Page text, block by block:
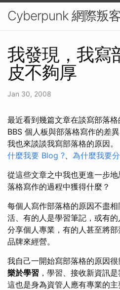
Cyberpunk 網際叛
我發現，我寫
皮不夠厚
Jan 30, 2008
最近看到幾篇文章在談寫部落
BBS 個人板與部落格寫作的差
我也來談談我寫部落格的原因。
什麼我要 Blog ?
為什麼我要
從這些文章之中我也更進一步
落格寫作的過程中獲得什麼？
每個人寫作部落格的原因不盡
活、有的人是學習筆記，或有的
分享個人專業，有的人甚至將
品牌來經營。
我自己一開始寫部落格的原因
樂於學習 ，學習、接收新資訊
這也是身為資管人應有專業的主